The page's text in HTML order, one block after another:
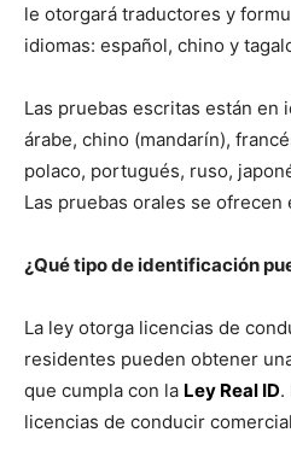
le otorgará traductores y
idiomas: español, chino y
Las pruebas escritas están en
árabe, chino (mandarín),
polaco, portugués, ruso,
Las pruebas orales se ofrecen
¿Qué tipo de identificación
La ley otorga licencias de
residentes pueden obtener
que cumpla con la Ley Real ID.
licencias de conducir